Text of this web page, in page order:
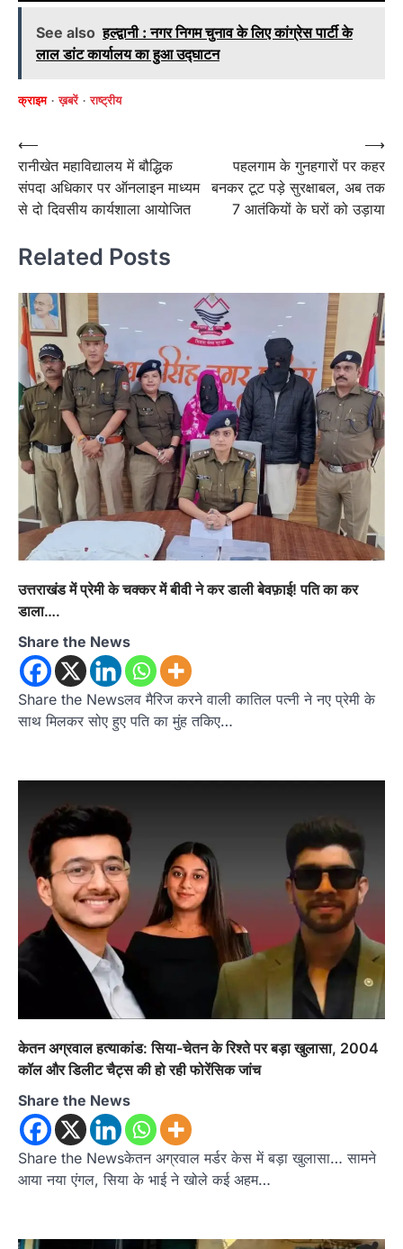
See also हल्द्वानी : नगर निगम चुनाव के लिए कांग्रेस पार्टी के
लाल डांट कार्यालय का हुआ उद्घाटन
क्राइम ख़बरें राष्ट्रीय
Post
navigation
⟵
रानीखेत महाविद्यालय में बौद्धिक
संपदा अधिकार पर ऑनलाइन माध्यम
से दो दिवसीय कार्यशाला आयोजित
पहलगाम के गुनहगारों पर कहर
बनकर टूट पड़े सुरक्षाबल, अब तक
7 आतंकियों के घरों को उड़ाया
⟶
Related Posts
उत्तराखंड में प्रेमी के चक्कर में बीवी ने कर डाली बेवफ़ाई! पति का कर
डाला….
Share the News
Share the Newsलव मैरिज करने वाली कातिल पत्नी ने नए प्रेमी के
साथ मिलकर सोए हुए पति का मुंह तकिए…
केतन अग्रवाल हत्याकांड: सिया-चेतन के रिश्ते पर बड़ा खुलासा, 2004
कॉल और डिलीट चैट्स की हो रही फोरेंसिक जांच
Share the News
Share the Newsकेतन अग्रवाल मर्डर केस में बड़ा खुलासा… सामने
आया नया एंगल, सिया के भाई ने खोले कई अहम…
अल्मोड़ा उत्तराखण्ड ख़बरें
ताड़ीखेत में 10 अगस्त से शुरू होंगी मुख्यमंत्री
खिलाड़ी प्रोत्साहन योजना की खेल
प्रतियोगिताएं, तैयारियां पूरी
August 5, 2026
ताड़ीखेत। मुख्यमंत्री खिलाड़ी प्रोत्साहन कार्यक्रम
योजना के अंतर्गत विकासखंड ताड़ीखेत एवं नगरपालिका
क्षेत्र की खेल…
अल्मोड़ा उत्तराखण्ड कुमाऊं
निरीक्षण
Admin August 5, 2026
चौखुटिया सीएचसी का डीएम अंशुल सिंह ने किया औचक
निरीक्षण, मरीजों से लिया फीडबैक; भवन…
अल्मोड़ा उत्तराखण्ड कुमाऊं ख़बरें नैनीताल